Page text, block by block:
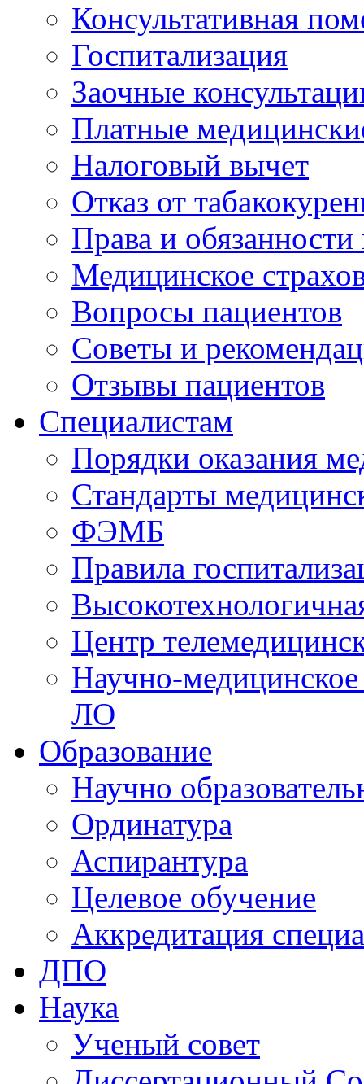
Консультативная
Госпитализация
Заочные
Платные
Налоговый вычет
Отказ от
Права и
Медицинское
Вопросы пациентов
Советы и
Отзывы пациентов
Специалистам
Порядки оказания
Стандарты
ФЭМБ
Правила
Центр
Научно-
ЛО
Образование
Научно
Ординатура
Аспирантура
Целевое обучение
Аккредитация
ДПО
Наука
Ученый совет